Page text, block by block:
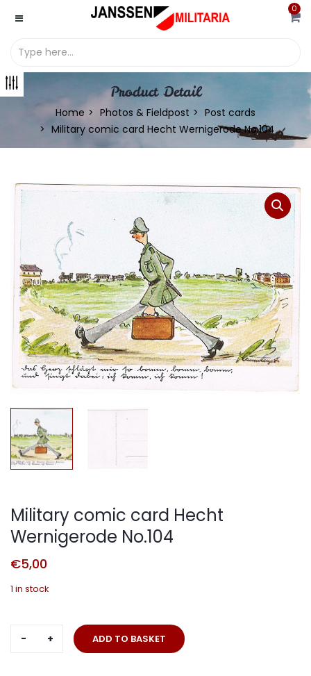
0
Product Detail
Home Photos & Fieldpost
Post cards
Military comic card Hecht Wernigerode No.104
Military comic card Hecht
Wernigerode No.104
€5,00
1 in stock
Military
ADD TO BASKET